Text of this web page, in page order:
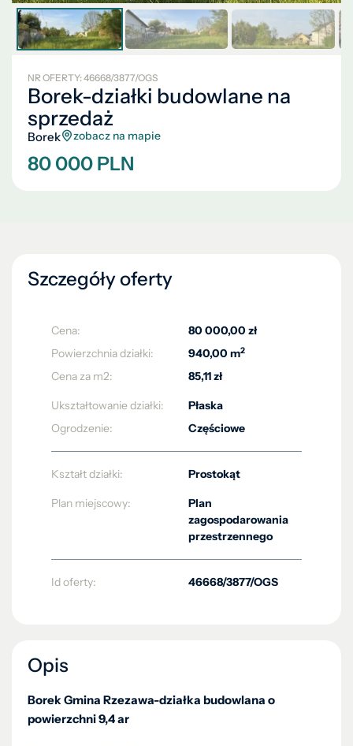
NR OFERTY: 46668/3877/OGS
Borek-działki budowlane na
sprzedaż
Borek zobacz na mapie
80 000 PLN
Szczegóły oferty
Cena:
80 000,00 zł
Powierzchnia działki:
940,00 m2
Cena za m2: 85,11 zł
Ukształtowanie działki:
Płaska
Ogrodzenie:
Częściowe
Kształt działki: Prostokąt
Plan miejscowy:
Plan
zagospodarowania
przestrzennego
Id oferty: 46668/3877/OGS
Opis
Borek Gmina Rzezawa-działka budowlana o
powierzchni 9,4 ar